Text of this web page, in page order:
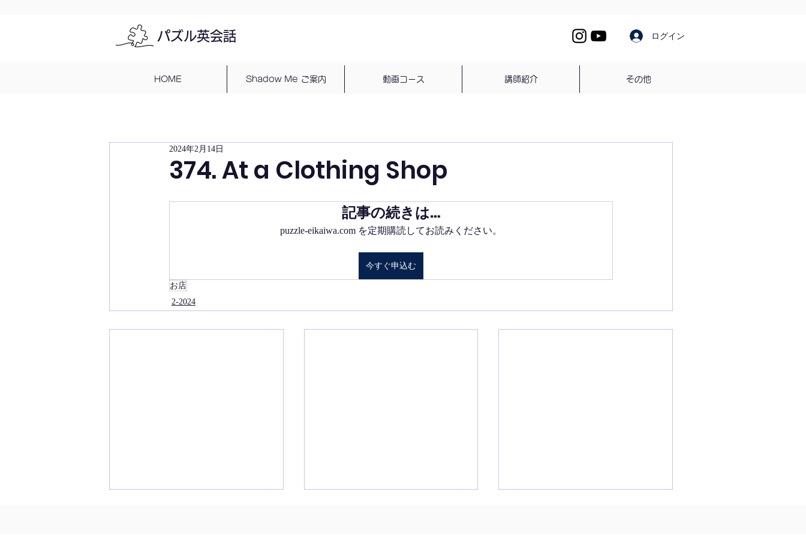
パズル英会話 ログイン
HOME Shadow Me ご案内 動画コース 講師紹介 その他
374. At a Clothing Shop
2024年2月14日
記事の続きは…
puzzle-eikaiwa.com を定期購読してお読みください。
今すぐ申込む
お店
2-2024